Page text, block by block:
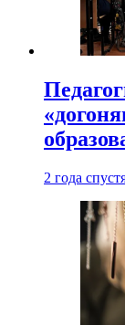
2 года